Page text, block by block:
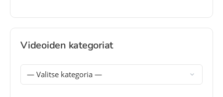
Videoiden kategoriat